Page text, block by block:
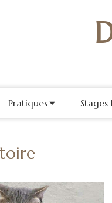
Pratiques Stages